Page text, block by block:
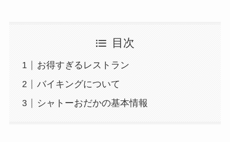
目次
お得すぎるレストラン
バイキングについて
シャトーおだかの基本情報